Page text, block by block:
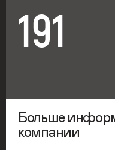
191
Больше
компании